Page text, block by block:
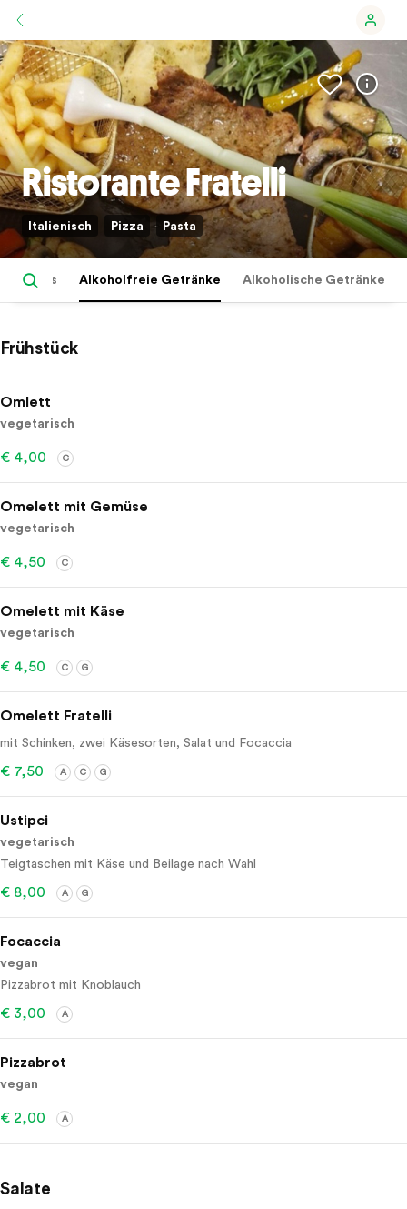
Ristorante Fratelli
Italienisch Pizza Pasta
Alkoholfreie Getränke Alkoholische Getränke
Frühstück
Omlett
vegetarisch
€ 4,00 C
Omelett mit Gemüse
vegetarisch
€ 4,50 C
Omelett mit Käse
vegetarisch
€ 4,50 C G
Omelett Fratelli
mit Schinken, zwei Käsesorten, Salat und Focaccia
€ 7,50 A C G
Ustipci
vegetarisch
Teigtaschen mit Käse und Beilage nach Wahl
€ 8,00 A G
Focaccia
vegan
Pizzabrot mit Knoblauch
€ 3,00 A
Pizzabrot
vegan
€ 2,00 A
Salate